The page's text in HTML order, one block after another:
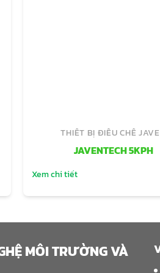
THIẾT BỊ ĐIỀU CHẾ
JAVENTECH 5KPH
Xem chi tiết
MÔI TRƯỜNG VÀ